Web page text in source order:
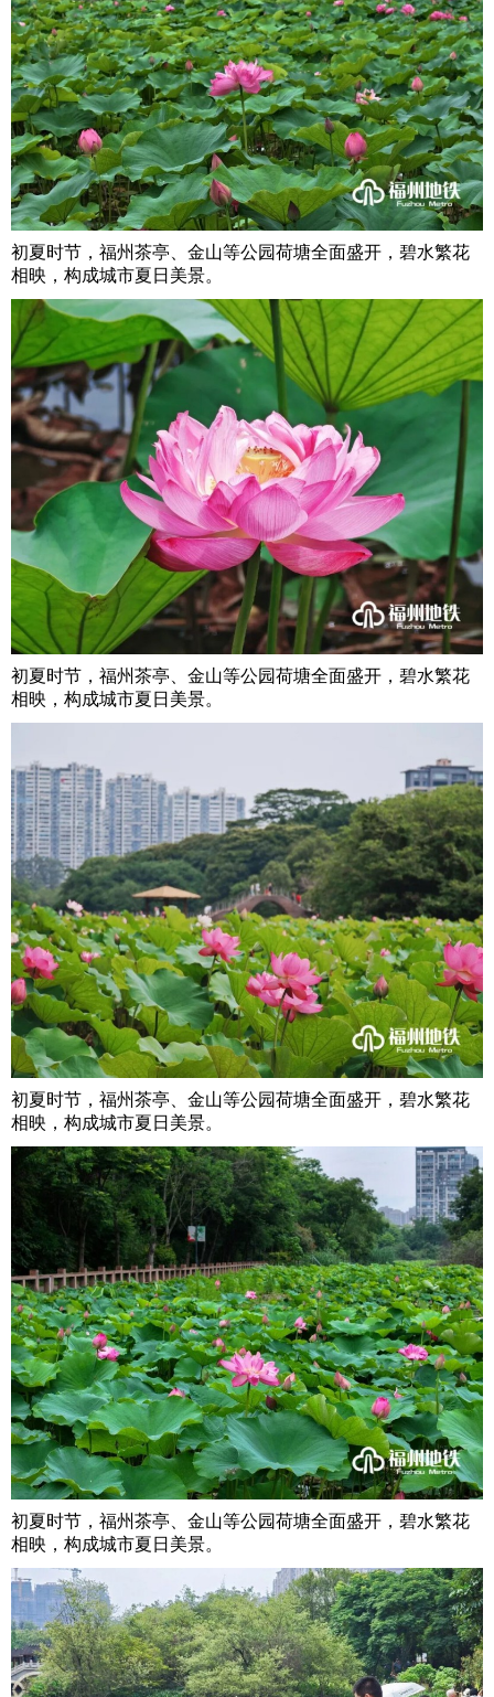
初夏时节，福州茶亭、金山等公园荷塘全面盛开，碧水繁花
相映，构成城市夏日美景。
初夏时节，福州茶亭、金山等公园荷塘全面盛开，碧水繁花
相映，构成城市夏日美景。
初夏时节，福州茶亭、金山等公园荷塘全面盛开，碧水繁花
相映，构成城市夏日美景。
初夏时节，福州茶亭、金山等公园荷塘全面盛开，碧水繁花
相映，构成城市夏日美景。